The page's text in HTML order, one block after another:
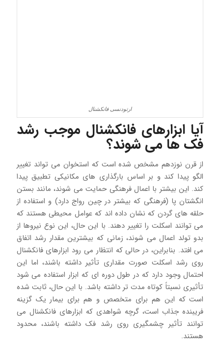
ارتودنسی فانکشنال
آیا ابزارهای فانکشنال موجب رشد
فک ها می شوند؟
از قرن نوزدهم مشخص شده است که استخوان می تواند تغییر
الگو پیدا کند و بر اساس بارگذاری های مکانیکی تطبیق پیدا
کند. این بیشتر با اعمال فرهنگی حمایت می شوند، مانند بستن
انگشتان پا (فرهنگی که بیشتر در چین رواج دارد) و استفاده از
حلقه های گردن که نشان داده اند که عوامل محیطی هستند که
می توانند اسکلت را تغییر دهند. با این حال، این نوع نیروها از
بدو تولد اعمال می شوند، زمانی که بیشترین مقدار رشد اتفاق
می افتد. بنابراین، در حالی که انتظار می رود ابزارهای فانکشنال
روی رشد اسکلت صورت مقداری تأثیر داشته باشند، اما این
احتمال وجود دارد که در طول دوره ای که ابزار استفاده می شود
تأثیری نسبتاً کوتاه مدت تر داشته باشد. با این حال، ثابت شده
است که این هم برای متخصص و هم برای بیمار یک گزینه
فریبنده جذاب است، گرچه شواهدی که ابزارهای فانکشنال می
توانند تأثیر چشمگیری روی رشد فک داشته باشند، محدود
هستند.